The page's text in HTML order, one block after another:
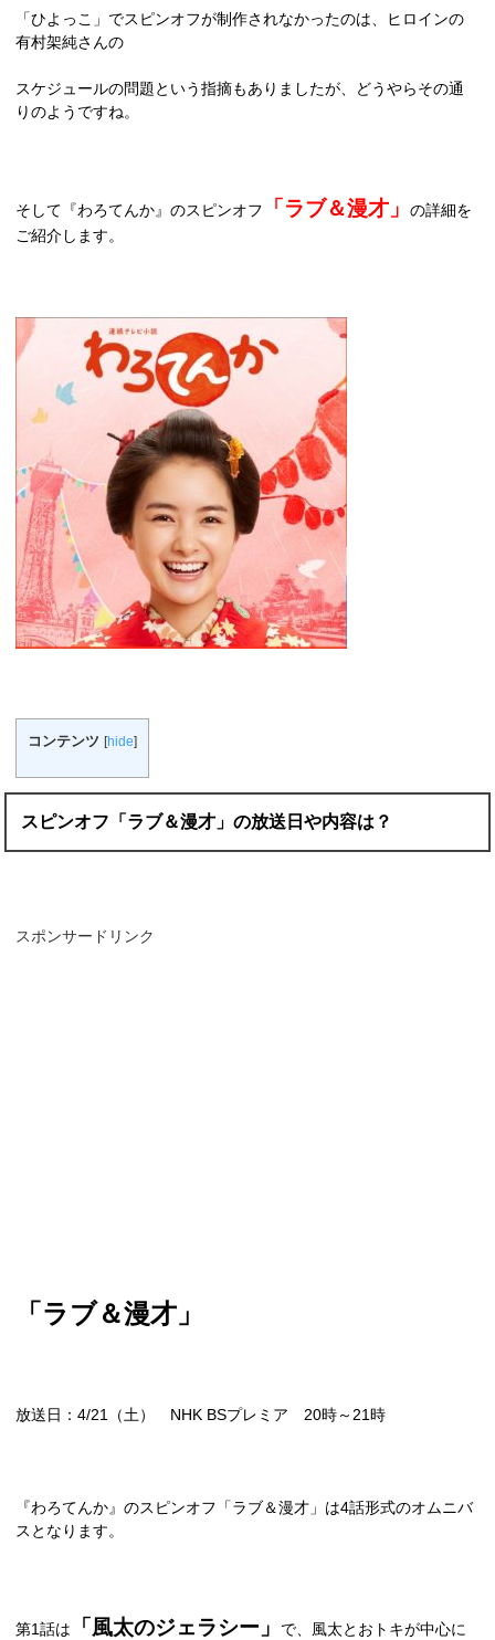
「ひよっこ」でスピンオフが制作されなかったのは、ヒロインの
有村架純さんの
スケジュールの問題という指摘もありましたが、どうやらその通
りのようですね。
そして『わろてんか』のスピンオフ 「ラブ＆漫才」の詳細を
ご紹介します。
コンテンツ [hide]
スピンオフ「ラブ＆漫才」の放送日や内容は？
スポンサードリンク
「ラブ＆漫才」
放送日：4/21 （土） NHK BSプレミア 20時～ 21時
『わろてんか』のスピンオフ「ラブ＆漫才」は4話形式のオムニバ
スとなります。
第1話は 「風太のジェラシー」
で、風太とおトキが中心に